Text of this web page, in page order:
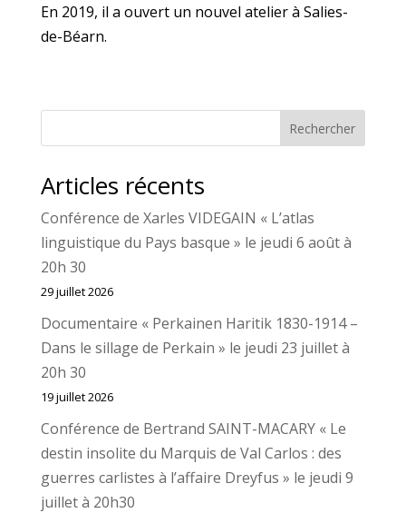
En 2019, il a ouvert un nouvel atelier à Salies-
de-Béarn.
Rechercher
Articles récents
Conférence de Xarles VIDEGAIN « L’atlas
linguistique du Pays basque » le jeudi 6 août à
20h 30
29 juillet 2026
Documentaire « Perkainen Haritik 1830-1914 –
Dans le sillage de Perkain » le jeudi 23 juillet à
20h 30
19 juillet 2026
Conférence de Bertrand SAINT-MACARY « Le
destin insolite du Marquis de Val Carlos : des
guerres carlistes à l’affaire Dreyfus » le jeudi 9
juillet à 20h30